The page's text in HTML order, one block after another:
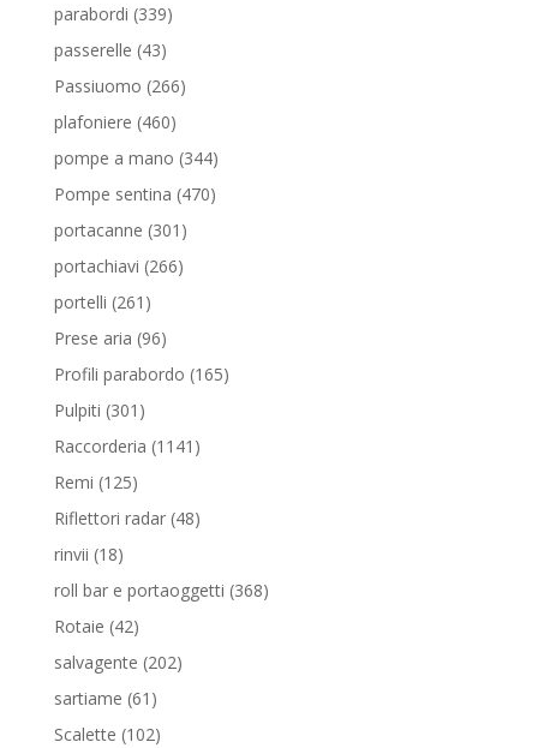
parabordi 339339
passerelle 4343
prodotti
Passiuomo 266266
plafoniere 460460
prodotti
pompe a mano 344344
prodotti
Pompe sentina 470470
portacanne 301 301
prodotti
portachiavi 266266
portelli 261 261
prodotti
Prese aria 9696
prodotti
Profili parabordo 165165
Pulpiti 301 301
prodotti
Raccorderia 1141 1141
Remi 125125
prodotti
Riflettori radar 4848
rinvii 1818
prodotti
roll bar e portaoggetti 368368
Rotaie 4242
prodotti
salvagente 202202
sartiame 61 61
prodotti
Scalette 102102